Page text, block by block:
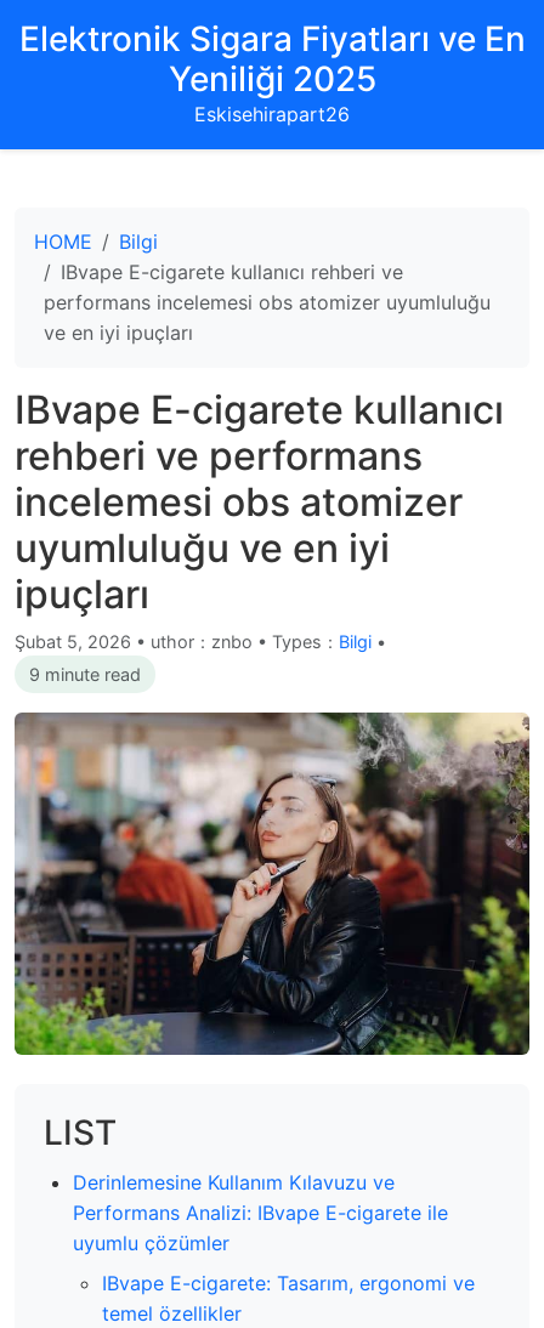
Elektronik Sigara Fiyatları ve En
Yeniliği 2025
Eskisehirapart26
HOME
Bilgi
IBvape E-cigarete kullanıcı rehberi ve
performans incelemesi obs atomizer uyumluluğu
ve en iyi ipuçları
IBvape E-cigarete kullanıcı
rehberi ve performans
incelemesi obs atomizer
uyumluluğu ve en iyi
ipuçları
Şubat 5, 2026 • uthor：znbo • Types： Bilgi •
9 minute read
LIST
Derinlemesine Kullanım Kılavuzu ve
Performans Analizi: IBvape E-cigarete ile
uyumlu çözümler
IBvape E-cigarete: Tasarım, ergonomi ve
temel özellikler